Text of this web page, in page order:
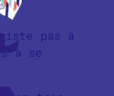
pas à
à se